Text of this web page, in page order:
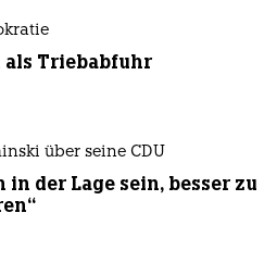
als Triebabfuhr
über seine CDU
in der Lage sein, besser zu